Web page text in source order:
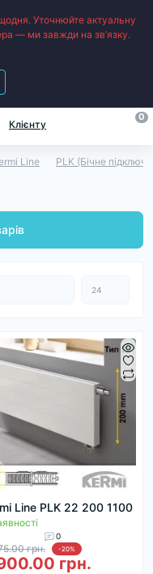
Уточнюйте актуальну
— ми завжди на зв’язку.
Клієнту
0
Line PLK (Бічне
Line PLK 22 200 1100
0
грн. -20%
грн.